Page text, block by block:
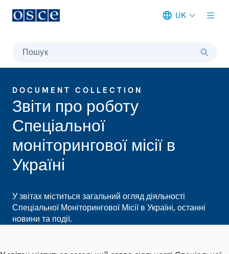
UK
Пошук
DOCUMENT COLLECTION
Звіти про роботу
Спеціальної
моніторингової місії в
Україні
У звітах міститься загальний огляд діяльності
Спеціальної Моніторингової Місії в Україні, останні
новини та події.